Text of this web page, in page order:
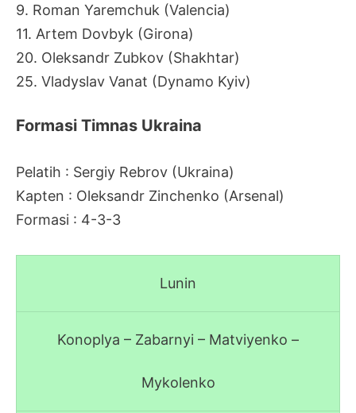
9. Roman Yaremchuk (Valencia)
11. Artem Dovbyk (Girona)
20. Oleksandr Zubkov (Shakhtar)
25. Vladyslav Vanat (Dynamo Kyiv)
Formasi Timnas Ukraina
Pelatih : Sergiy Rebrov (Ukraina)
Kapten : Oleksandr Zinchenko (Arsenal)
Formasi : 4-3-3
Lunin
Konoplya – Zabarnyi – Matviyenko –
Mykolenko